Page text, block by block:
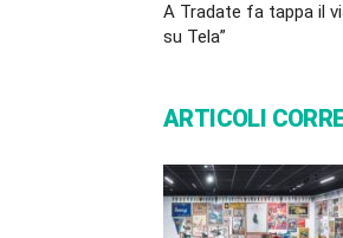
A Tradate fa tappa il
su Tela”
ARTICOLI